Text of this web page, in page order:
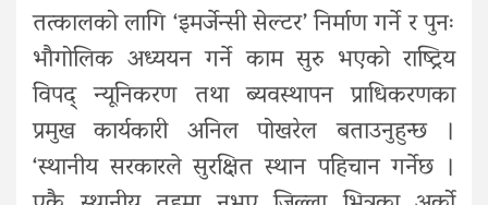
तत्कालको लागि ‘इमर्जेन्सी सेल्टर’ निर्माण गर्ने र पुनः
भौगोलिक अध्ययन गर्ने काम सुरु भएको राष्ट्रिय
विपद् न्यूनिकरण तथा ब्यवस्थापन प्राधिकरणका
प्रमुख कार्यकारी अनिल पोखरेल बताउनुहुन्छ ।
‘स्थानीय सरकारले सुरक्षित स्थान पहिचान गर्नेछ ।